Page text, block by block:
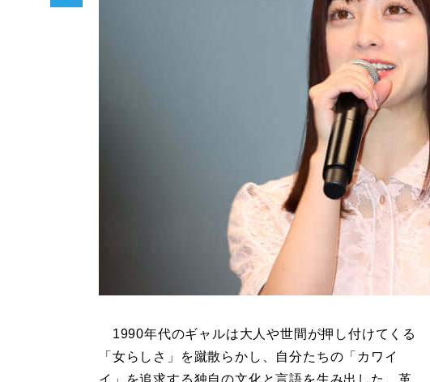
1990年代のギャルは大人や世間が押し付けてくる
「女らしさ」を蹴散らかし、自分たちの「カワイ
イ」を追求する独自の文化と言語を生み出した。革